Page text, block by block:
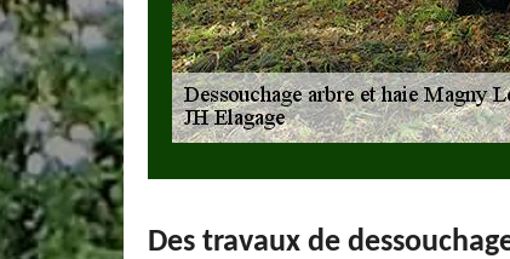
Des travaux de